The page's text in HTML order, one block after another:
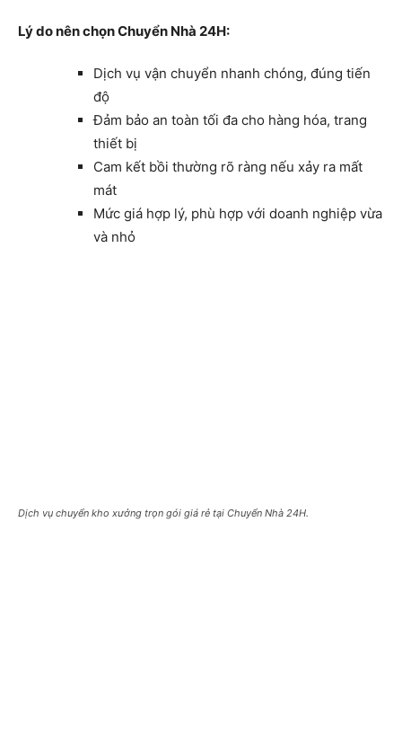
Lý do nên chọn Chuyển Nhà 24H:
Dịch vụ vận chuyển nhanh chóng, đúng tiến
độ
Đảm bảo an toàn tối đa cho hàng hóa, trang
thiết bị
Cam kết bồi thường rõ ràng nếu xảy ra mất
mát
Mức giá hợp lý, phù hợp với doanh nghiệp vừa
và nhỏ
Dịch vụ chuyển kho xưởng trọn gói giá rẻ tại Chuyển Nhà 24H.